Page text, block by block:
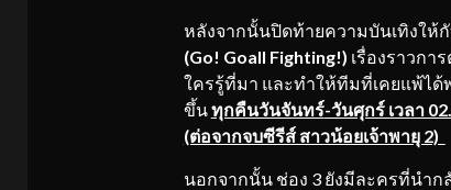
หลังจากนั้นปิดท้ายความบันเทิงให้
(Go! Goall Fighting!) เรื่องราวก
ใครรู้ที่มา และทำให้ทีมที่เคยแพ้ได้
ขึ้นทุกคืนวันจันทร์-วันศุกร์ เวลา
(ต่อจากจบซีรีส์ สาวน้อยเจ้าพายุ 2)
นอกจากนั้น ช่อง 3 ยังมีละครที่นำ